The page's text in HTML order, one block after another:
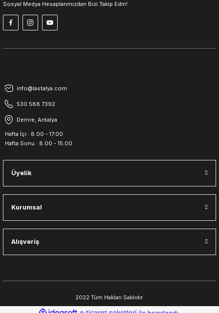
Sosyal Medya Hesaplarımızdan Bizi Takip Edin!
info@lastalya.com
530 588 7392
Demre, Antalya
Hafta İçi : 8.00 - 17.00
Hafta Sonu : 8.00 - 15.00
Üyelik
Kurumsal
Alışveriş
2022 Tüm Hakları Saklıdır.